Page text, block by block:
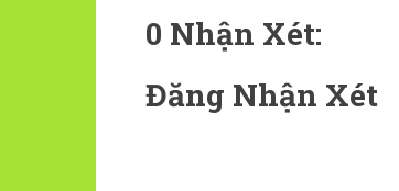
0 Nhận Xét:
Đăng Nhận Xét